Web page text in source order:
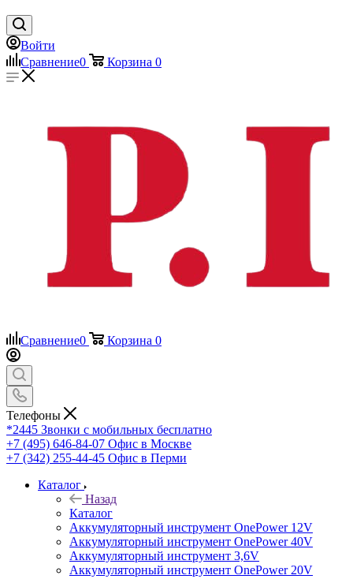
Войти
Сравнение0 Корзина 0
Сравнение0 Корзина 0
Телефоны
*2445 Звонки с мобильных бесплатно
+7 (495) 646-84-07 Офис в Москве
+7 (342) 255-44-45 Офис в Перми
Каталог
Назад
Каталог
Аккумуляторный инструмент OnePower 12V
Аккумуляторный инструмент OnePower 40V
Аккумуляторный инструмент 3,6V
Аккумуляторный инструмент OnePower 20V